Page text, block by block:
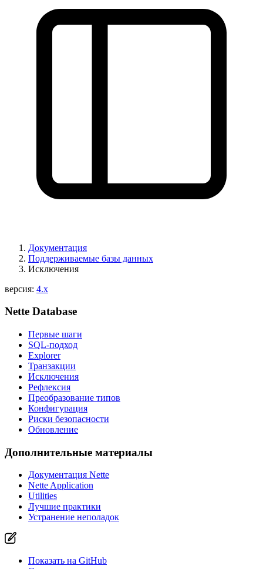
Документация
Поддерживаемые базы данных
Исключения
версия: 4.x
Nette Database
Первые шаги
SQL-подход
Explorer
Транзакции
Исключения
Рефлексия
Преобразование типов
Конфигурация
Риски безопасности
Обновление
Дополнительные материалы
Документация Nette
Nette Application
Utilities
Лучшие практики
Устранение неполадок
Показать на GitHub